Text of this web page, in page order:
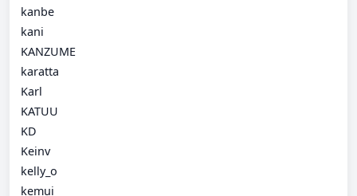
kanbe
kani
KANZUME
karatta
Karl
KATUU
KD
Keinv
kelly_o
kemui